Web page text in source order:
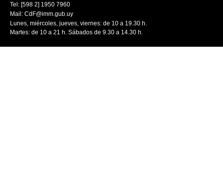
Tel: [598 2] 1950 7960
Mail: CdF@imm.gub.uy
Lunes, miércoles, jueves, viernes: de 10 a 19.30 h.
Martes: de 10 a 21 h. Sábados de 9.30 a 14.30 h.